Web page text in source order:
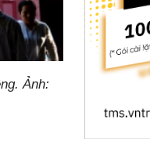
Ảnh: